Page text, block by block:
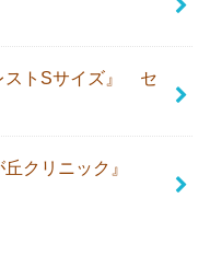
ストSサイズ』 セ
クリニック』